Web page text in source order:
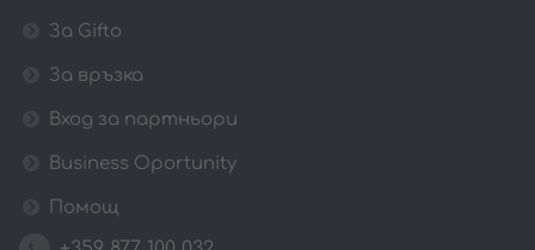
За Gifto
За връзка
Вход за партньори
Business Oportunity
Помощ